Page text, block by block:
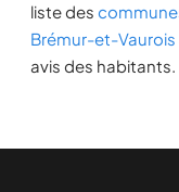
liste des
Brémur-et-Vaurois
avis des habitants.